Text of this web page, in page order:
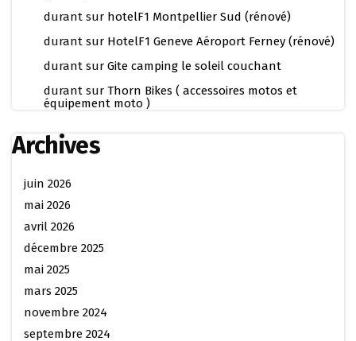
durant sur hotelF1 Montpellier Sud (rénové)
durant sur HotelF1 Geneve Aéroport Ferney (rénové)
durant sur Gite camping le soleil couchant
durant sur Thorn Bikes ( accessoires motos et
équipement moto )
Archives
juin 2026
mai 2026
avril 2026
décembre 2025
mai 2025
mars 2025
novembre 2024
septembre 2024